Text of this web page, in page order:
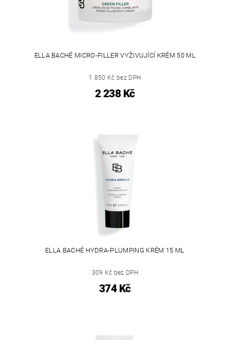
ELLA BACHÉ MICRO-FILLER VYŽIVUJÍCÍ KRÉM 50 ML
1 850 Kč bez DPH
2 238 Kč
ELLA BACHÉ HYDRA-PLUMPING KRÉM 15 ML
309 Kč bez DPH
374 Kč